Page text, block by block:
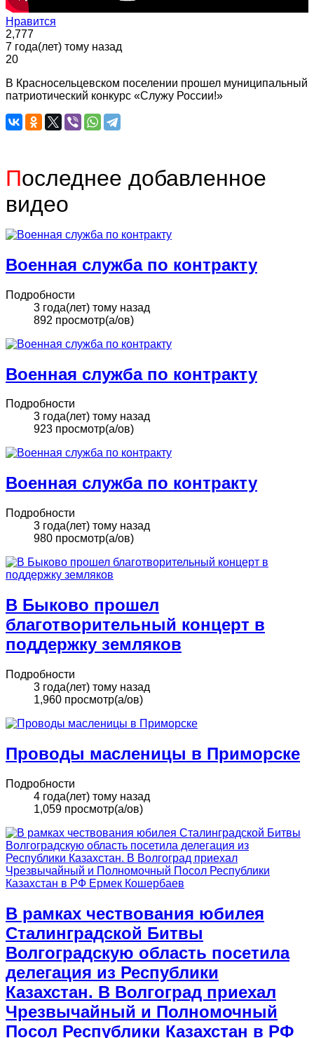
Нравится
2,777
7 года(лет) тому назад
20
В Красносельцевском поселении прошел муниципальный
патриотический конкурс «Служу России!»
Последнее добавленное
видео
Военная служба по контракту
Подробности
3 года(лет) тому назад
892 просмотр(а/ов)
Военная служба по контракту
Подробности
3 года(лет) тому назад
923 просмотр(а/ов)
Военная служба по контракту
Подробности
3 года(лет) тому назад
980 просмотр(а/ов)
В Быково прошел
благотворительный концерт в
поддержку земляков
Подробности
3 года(лет) тому назад
1,960 просмотр(а/ов)
Проводы масленицы в Приморске
Подробности
4 года(лет) тому назад
1,059 просмотр(а/ов)
В рамках чествования юбилея
Сталинградской Битвы
Волгоградскую область посетила
делегация из Республики
Казахстан. В Волгоград приехал
Чрезвычайный и Полномочный
Посол Республики Казахстан в РФ